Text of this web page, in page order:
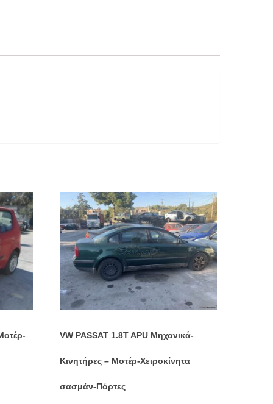
VW PASSAT 1.8T APU Μηχανικά-
Κινητήρες – Μοτέρ-Χειροκίνητα
σασμάν-Πόρτες